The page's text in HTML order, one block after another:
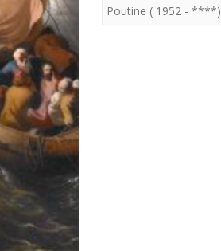
Poutine ( 1952 - ****)